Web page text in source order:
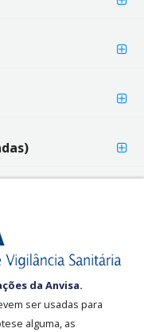
da Anvisa.
ser usadas para
alguma, as